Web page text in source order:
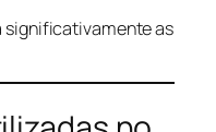
significativamente as